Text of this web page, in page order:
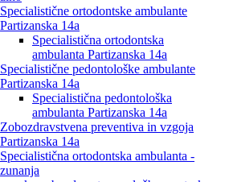
Specialistične ortodontske ambulante
Partizanska 14a
Specialistična ortodontska
ambulanta Partizanska 14a
Specialistične pedontološke ambulante
Partizanska 14a
Specialistična pedontološka
ambulanta Partizanska 14a
Zobozdravstvena preventiva in vzgoja
Partizanska 14a
Specialistična ortodontska ambulanta -
zunanja